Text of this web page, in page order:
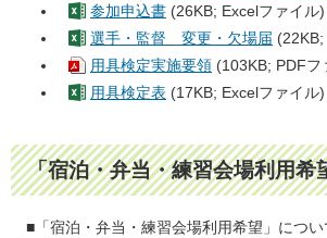
参加申込書 (26KB; Excelファイル)
選手・監督 変更・欠場届
用具検定実施要領 (103KB; PDFフ
用具検定表 (17KB; Excelファイル)
「宿泊・弁当・練習会場利用希
■「宿泊・弁当・練習会場利用希望」につ